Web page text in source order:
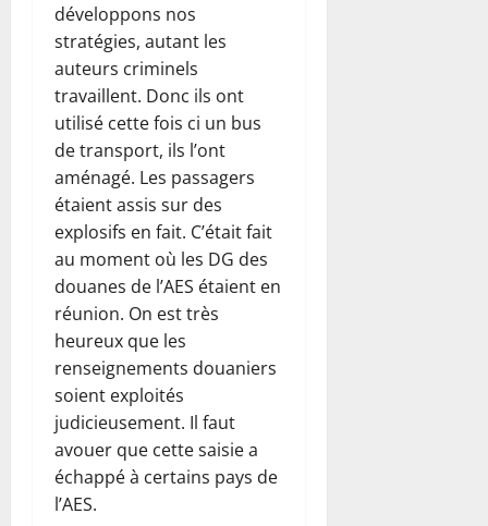
développons nos
stratégies, autant les
auteurs criminels
travaillent. Donc ils ont
utilisé cette fois ci un bus
de transport, ils l’ont
aménagé. Les passagers
étaient assis sur des
explosifs en fait. C’était fait
au moment où les DG des
douanes de l’AES étaient en
réunion. On est très
heureux que les
renseignements douaniers
soient exploités
judicieusement. Il faut
avouer que cette saisie a
échappé à certains pays de
l’AES.